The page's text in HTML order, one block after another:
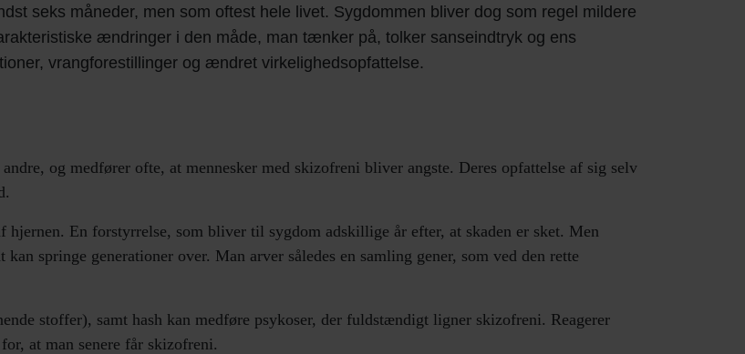
seks måneder, men som oftest hele livet. Sygdommen bliver dog som regel mildere
ændringer i den måde, man tænker på, tolker sanseindtryk og ens
vrangforestillinger og ændret virkelighedsopfattelse.
og medfører ofte, at mennesker med skizofreni bliver angste. Deres opfattelse af sig selv
En forstyrrelse, som bliver til sygdom adskillige år efter, at skaden er sket. Men
springe generationer over. Man arver således en samling gener, som ved den rette
stoffer), samt hash kan medføre psykoser, der fuldstændigt ligner skizofreni. Reagerer
at man senere får skizofreni.